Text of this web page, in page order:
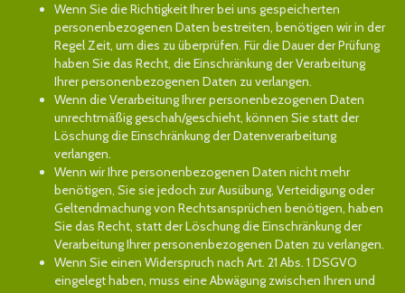
Wenn Sie die Richtigkeit Ihrer bei uns gespeicherten
personenbezogenen Daten bestreiten, benötigen wir in der
Regel Zeit, um dies zu überprüfen. Für die Dauer der Prüfung
haben Sie das Recht, die Einschränkung der Verarbeitung
Ihrer personenbezogenen Daten zu verlangen.
Wenn die Verarbeitung Ihrer personenbezogenen Daten
unrechtmäßig geschah/geschieht, können Sie statt der
Löschung die Einschränkung der Datenverarbeitung
verlangen.
Wenn wir Ihre personenbezogenen Daten nicht mehr
benötigen, Sie sie jedoch zur Ausübung, Verteidigung oder
Geltendmachung von Rechtsansprüchen benötigen, haben
Sie das Recht, statt der Löschung die Einschränkung der
Verarbeitung Ihrer personenbezogenen Daten zu verlangen.
Wenn Sie einen Widerspruch nach Art. 21 Abs. 1 DSGVO
eingelegt haben, muss eine Abwägung zwischen Ihren und